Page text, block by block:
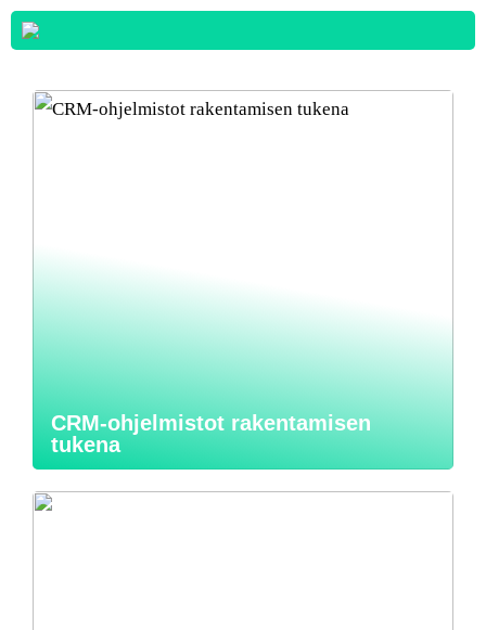
CRM-ohjelmistot rakentamisen
tukena